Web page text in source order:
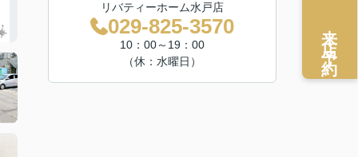
リバティーホーム水戸店
029-825-3570
10：00～19：00
（休：水曜日）
来店予約